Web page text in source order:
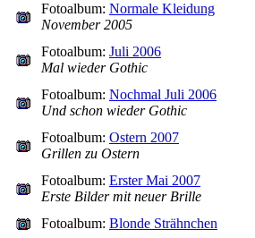
Fotoalbum: Normale Kleidung
November 2005
Fotoalbum: Juli 2006
Mal wieder Gothic
Fotoalbum: Nochmal Juli 2006
Und schon wieder Gothic
Fotoalbum: Ostern 2007
Grillen zu Ostern
Fotoalbum: Erster Mai 2007
Erste Bilder mit neuer Brille
Fotoalbum: Blonde Strähnchen